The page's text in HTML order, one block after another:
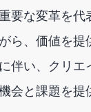
要な変革を
ら、価値を
伴い、クリ
会と課題を提